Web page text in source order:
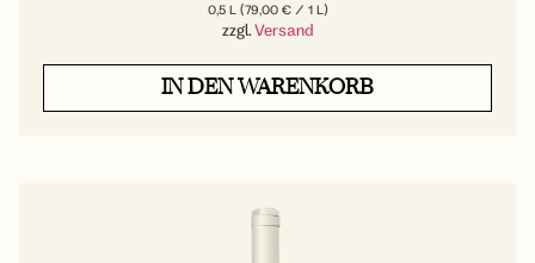
0,5 L (79,00 €/ 1 L)
zzgl.Versand
IN DEN WARENKORB